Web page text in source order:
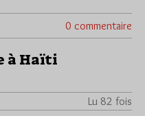
0 commentaire
à Haïti
Lu 82 fois